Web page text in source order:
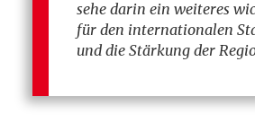
sehe darin ein weiteres
für den internationalen
und die Stärkung der